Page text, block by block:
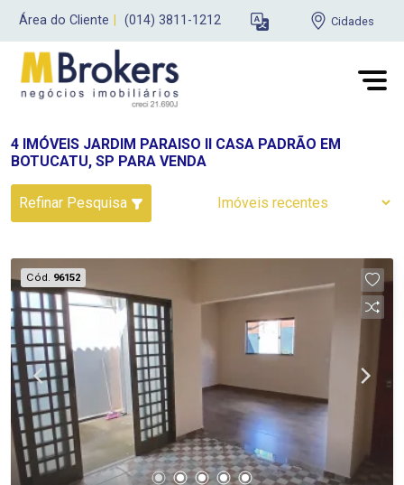
Área do Cliente (014) 3811-1212 Cidades
4 IMÓVEIS JARDIM PARAISO II CASA PADRÃO EM
BOTUCATU, SP PARA VENDA
Refinar Pesquisa
Cód. 96152